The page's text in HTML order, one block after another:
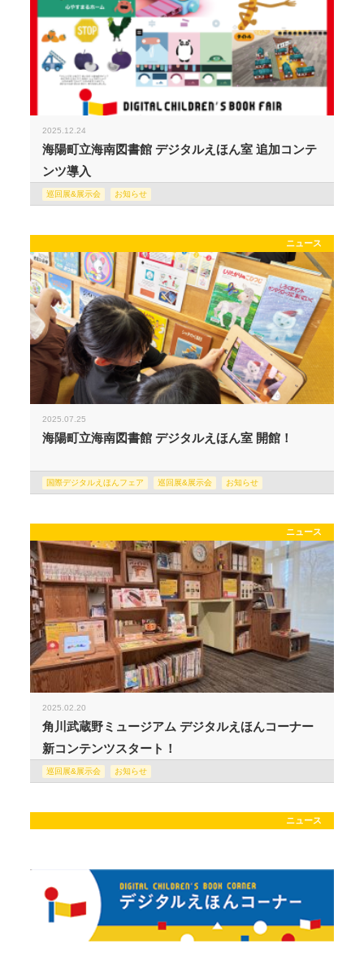
2025.12.24
海陽町立海南図書館 デジタルえほん室 追加コンテ
ンツ導入
巡回展&展示会 お知らせ
ニュース
2025.07.25
海陽町立海南図書館 デジタルえほん室 開館！
国際デジタルえほんフェア 巡回展&展示会 お知らせ
ニュース
2025.02.20
角川武蔵野ミュージアム デジタルえほんコーナー
新コンテンツスタート！
巡回展&展示会 お知らせ
ニュース